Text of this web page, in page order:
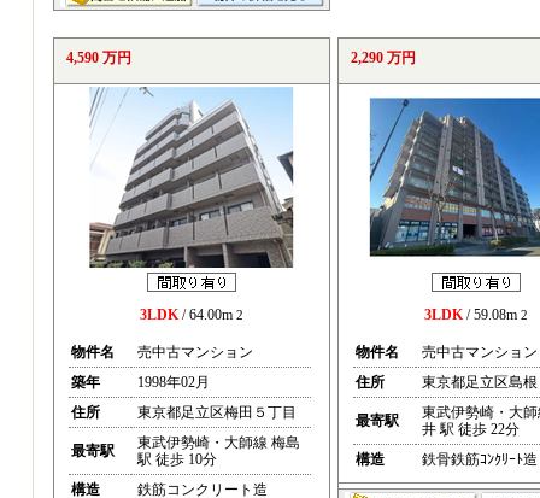
4,590 万円
3LDK/ 64.00m 2
物件名
売中古マンション
築年
1998年02月
住所
東京都足立区梅田５丁目
最寄駅
東武伊勢崎・大師線 梅島
駅 徒歩 10分
構造
鉄筋コンクリート造
2,290 万円
3LDK/ 59.08m 2
物件名
売中古マンション
住所
東京都足立区島
最寄駅
東武伊勢崎・大
井 駅 徒歩 22分
構造
鉄骨鉄筋ｺﾝｸﾘｰﾄ造